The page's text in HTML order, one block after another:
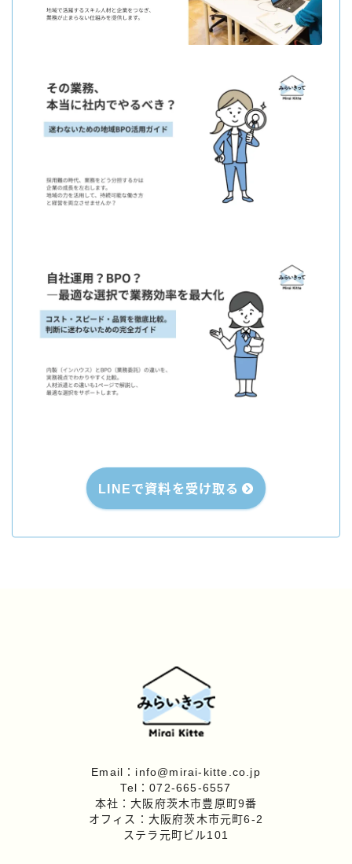
LINEで資料を受け取る
Email：info@mirai-kitte.co.jp
Tel：072-665-6557
本社：大阪府茨木市豊原町9番
オフィス：大阪府茨木市元町6-2
ステラ元町ビル101